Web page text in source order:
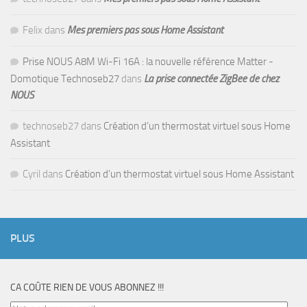
Felix dans Mes premiers pas sous Home Assistant
Prise NOUS A8M Wi-Fi 16A : la nouvelle référence Matter -
Domotique Technoseb27 dans La prise connectée ZigBee de chez
NOUS
technoseb27 dans Création d’un thermostat virtuel sous Home
Assistant
Cyril dans Création d’un thermostat virtuel sous Home Assistant
PLUS
CA COÛTE RIEN DE VOUS ABONNEZ !!!